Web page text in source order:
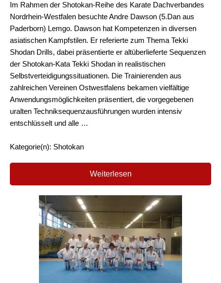
Im Rahmen der Shotokan-Reihe des Karate Dachverbandes
Nordrhein-Westfalen besuchte Andre Dawson (5.Dan aus
Paderborn) Lemgo. Dawson hat Kompetenzen in diversen
asiatischen Kampfstilen. Er referierte zum Thema Tekki
Shodan Drills, dabei präsentierte er altüberlieferte Sequenzen
der Shotokan-Kata Tekki Shodan in realistischen
Selbstverteidigungssituationen. Die Trainierenden aus
zahlreichen Vereinen Ostwestfalens bekamen vielfältige
Anwendungsmöglichkeiten präsentiert, die vorgegebenen
uralten Techniksequenzausführungen wurden intensiv
entschlüsselt und alle …
Kategorie(n): Shotokan
Weiterlesen